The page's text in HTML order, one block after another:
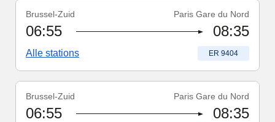
Treinnummer:
ER 9404
Brussel-Zuid Paris Gare du Nord
06:55 08:35
Alle stations Treinnummer
ER 9404
Treinnummer:
ER 9304
Brussel-Zuid Paris Gare du Nord
06:55 08:35